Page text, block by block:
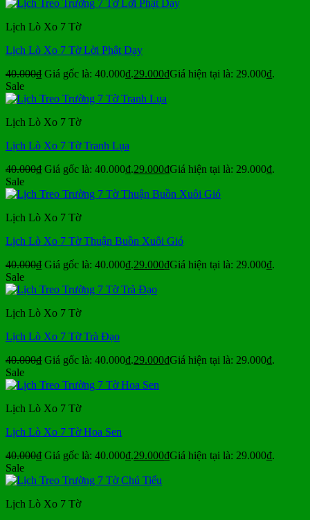
Lịch Lò Xo 7 Tờ
Lịch Lò Xo 7 Tờ Lời Phật Dạy
40.000₫ Giá gốc là: 40.000₫.29.000₫Giá hiện tại là: 29.000₫.
Sale
Lịch Lò Xo 7 Tờ
Lịch Lò Xo 7 Tờ Tranh Lụa
40.000₫ Giá gốc là: 40.000₫.29.000₫Giá hiện tại là: 29.000₫.
Sale
Lịch Lò Xo 7 Tờ
Lịch Lò Xo 7 Tờ Thuận Buồn Xuôi Gió
40.000₫ Giá gốc là: 40.000₫.29.000₫Giá hiện tại là: 29.000₫.
Sale
Lịch Lò Xo 7 Tờ
Lịch Lò Xo 7 Tờ Trà Đạo
40.000₫ Giá gốc là: 40.000₫.29.000₫Giá hiện tại là: 29.000₫.
Sale
Lịch Lò Xo 7 Tờ
Lịch Lò Xo 7 Tờ Hoa Sen
40.000₫ Giá gốc là: 40.000₫.29.000₫Giá hiện tại là: 29.000₫.
Sale
Lịch Lò Xo 7 Tờ